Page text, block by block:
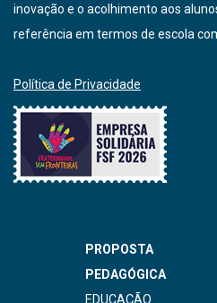
inovação e o acolhimento aos
referência em termos de escola
Política de Privacidade
PROPOSTA
PEDAGÓGICA
EDUCAÇÃO